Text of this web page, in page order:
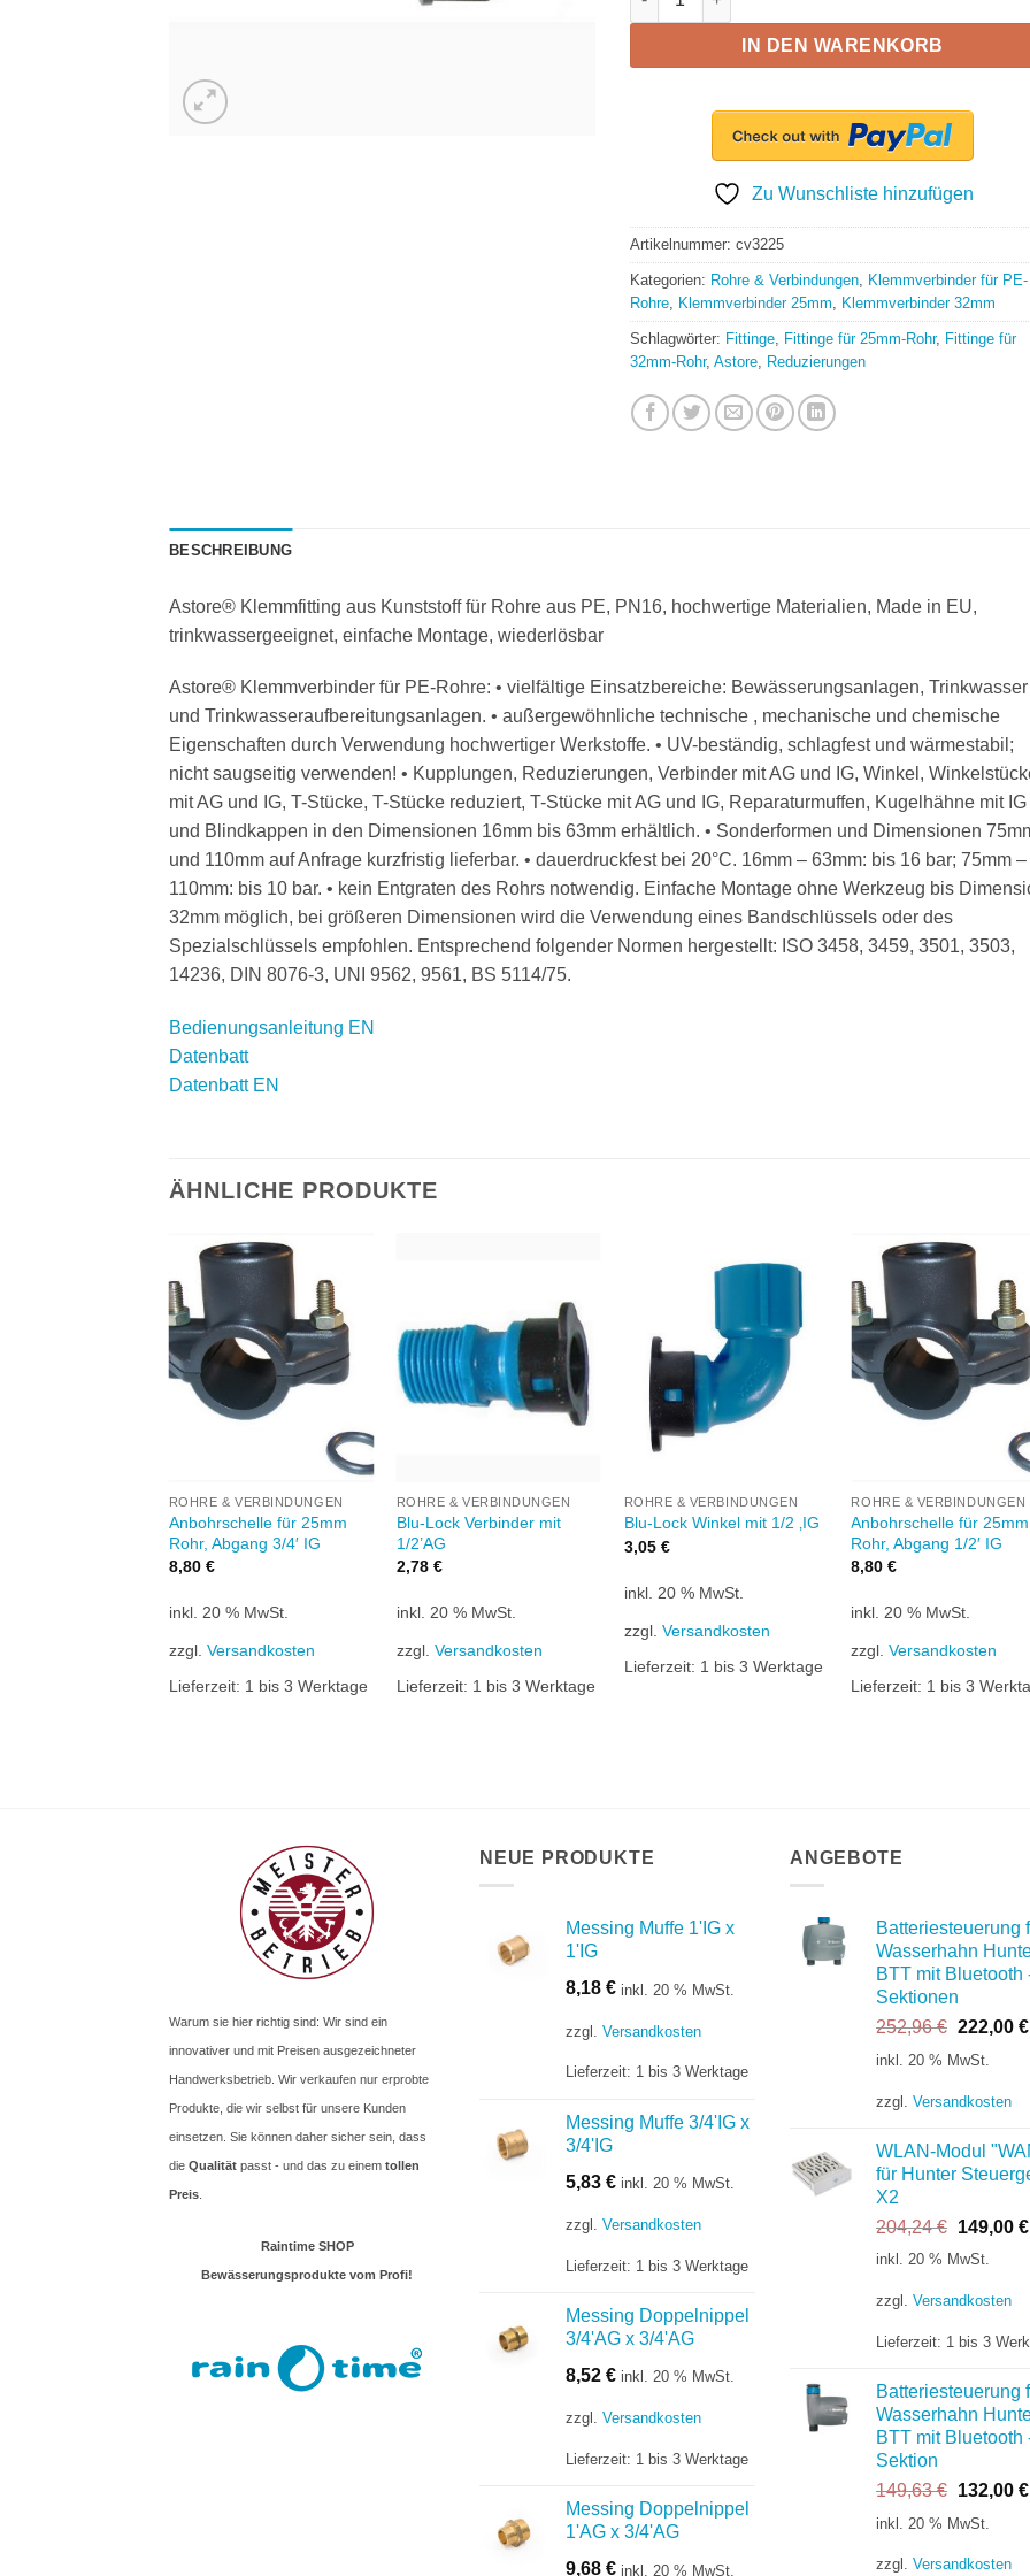
IN DEN WARENKORB
Zu Wunschliste hinzufügen
Artikelnummer: cv3225
Kategorien: Rohre & Verbindungen, Klemmverbinder für PE-
Rohre, Klemmverbinder 25mm Klemmverbinder 32mm
Schlagwörter: Fittinge, Fittinge für 25mm-Rohr, Fittinge für
32mm-Rohr, Astore, Reduzierungen
BESCHREIBUNG
Astore® Klemmfitting aus Kunststoff für Rohre aus PE, PN16, hochwertige Materialien, Made in EU,
trinkwassergeeignet, einfache Montage, wiederlösbar
Astore® Klemmverbinder für PE-Rohre: • vielfältige Einsatzbereiche: Bewässerungsanlagen, Trinkwasser
und Trinkwasseraufbereitungsanlagen. • außergewöhnliche technische , mechanische und chemische
Eigenschaften durch Verwendung hochwertiger Werkstoffe. • UV-beständig, schlagfest und wärmestabil;
nicht saugseitig verwenden! • Kupplungen, Reduzierungen, Verbinder mit AG und IG, Winkel,
mit AG und IG, T-Stücke, T-Stücke reduziert, T-Stücke mit AG und IG, Reparaturmuffen, Kugelhähne mit IG
und Blindkappen in den Dimensionen 16mm bis 63mm erhältlich. • Sonderformen und Dimensionen
und 110mm auf Anfrage kurzfristig lieferbar. • dauerdruckfest bei 20°C. 16mm – 63mm: bis 16 bar; 75mm –
110mm: bis 10 bar. • kein Entgraten des Rohrs notwendig. Einfache Montage ohne Werkzeug bis
32mm möglich, bei größeren Dimensionen wird die Verwendung eines Bandschlüssels oder des
Spezialschlüssels empfohlen. Entsprechend folgender Normen hergestellt: ISO 3458, 3459, 3501, 3503,
14236, DIN 8076-3, UNI 9562, 9561, BS 5114/75.
Bedienungsanleitung EN
Datenbatt
Datenbatt EN
ÄHNLICHE PRODUKTE
Zu
Wunschliste
hinzufügen
ROHRE & VERBINDUNGEN
Anbohrschelle für 25mm
Rohr, Abgang 3/4′ IG
8,80 €
inkl. 20 % MwSt.
zzgl. Versandkosten
Lieferzeit: 1 bis 3 Werktage
Wunschliste
hinzufügen
ROHRE & VERBINDUNGEN
Blu-Lock Verbinder mit
1/2’AG
2,78 €
inkl. 20 % MwSt.
zzgl. Versandkosten
Lieferzeit: 1 bis 3 Werktage
Wunschliste
hinzufügen
ROHRE & VERBINDUNGEN
Blu-Lock Winkel mit 1/2 ‚IG
3,05 €
inkl. 20 % MwSt.
zzgl. Versandkosten
Lieferzeit: 1 bis 3 Werktage
Zu
ROHRE & VERBINDUNGEN
Anbohrschelle für 25mm
Rohr, Abgang 1/2′ IG
8,80€
inkl. 20 % MwSt.
zzgl.Versandkosten
Lieferzeit: 1 bis 3
Warum sie hier richtig sind: Wir sind ein
innovativer und mit Preisen ausgezeichneter
Handwerksbetrieb. Wir verkaufen nur erprobte
Produkte, die wir selbst für unsere Kunden
einsetzen. Sie können daher sicher sein, dass
die Qualität passt - und das zu einem tollen
Preis
Raintime SHOP
Bewässerungsprodukte vom Profi!
NEUE PRODUKTE
Messing Muffe 1'IG x
1'IG
8,18 € inkl. 20 % MwSt.
zzgl. Versandkosten
Lieferzeit: 1 bis 3 Werktage
Messing Muffe 3/4'IG x
3/4'IG
5,83 € inkl. 20 % MwSt.
zzgl. Versandkosten
Lieferzeit: 1 bis 3 Werktage
Messing Doppelnippel
3/4'AG x 3/4'AG
8,52 € inkl. 20 % MwSt.
zzgl. Versandkosten
Lieferzeit: 1 bis 3 Werktage
Messing Doppelnippel
1'AG x 3/4'AG
9,68 € inkl. 20 % MwSt.
ANGEBOTE
Batteriesteuerung
Wasserhahn
BTT mit Bluetooth
Sektionen
252,96€
Preis
252,96 €
222,00 €
inkl. 20 % MwSt.
zzgl. Versandkosten
WLAN-Modul
für Hunter
X2
204,24€
Preis
204,24 €
149,00 €
inkl. 20 % MwSt.
zzgl. Versandkosten
Lieferzeit: 1 bis 3
Batteriesteuerung
Wasserhahn
BTT mit Bluetooth
Sektion
149,63€
Preis
149,63 €
132,00 €
inkl. 20 % MwSt.
zzgl. Versandkosten